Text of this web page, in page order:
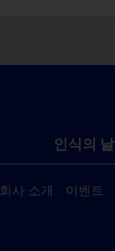
인식의 날
회사 소개 이벤트